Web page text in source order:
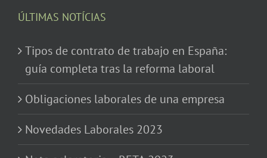
ÚLTIMAS NOTÍCIAS
Tipos de contrato de trabajo en España:
guía completa tras la reforma laboral
Obligaciones laborales de una empresa
Novedades Laborales 2023